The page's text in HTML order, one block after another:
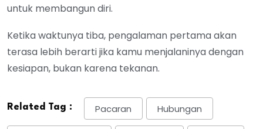
untuk membangun diri.
Ketika waktunya tiba, pengalaman pertama akan
terasa lebih berarti jika kamu menjalaninya dengan
kesiapan, bukan karena tekanan.
Related Tag : Pacaran Hubungan